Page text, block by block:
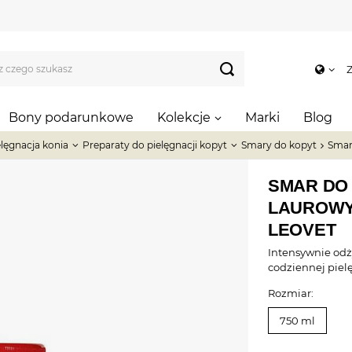
Bony podarunkowe Kolekcje Marki Blog
konia Preparaty do pielęgnacji kopyt Smary do kopyt
SMAR
LEOVET
Intensywnie
codziennej
Rozmiar:
750 ml